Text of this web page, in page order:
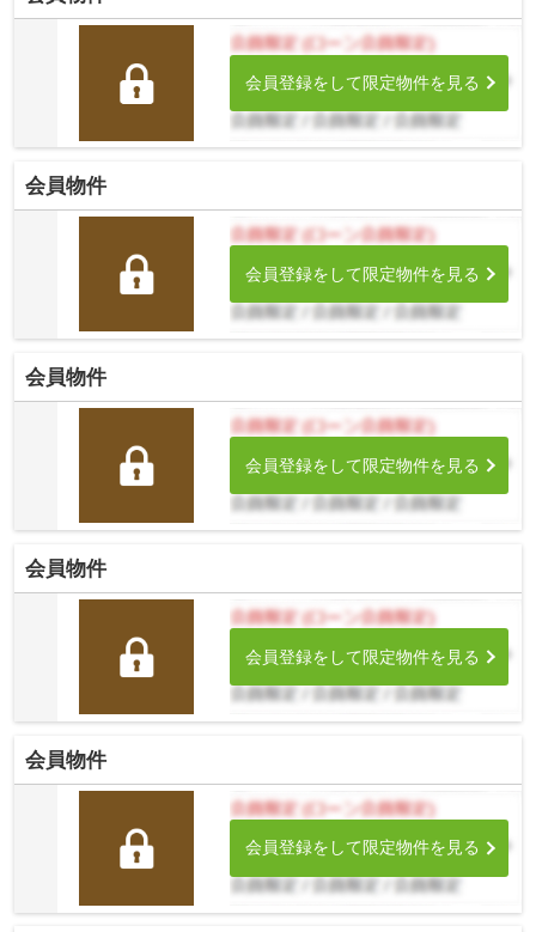
会員登録をして限定物件を見る
会員物件
会員登録をして限定物件を見る
会員物件
会員登録をして限定物件を見る
会員物件
会員登録をして限定物件を見る
会員物件
会員登録をして限定物件を見る